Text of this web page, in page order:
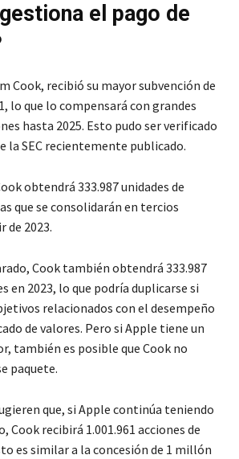
el pago de
Cook, recibió su mayor subvención de
lo que lo compensará con grandes
hasta 2025. Esto pudo ser verificado
la SEC recientemente publicado.
obtendrá 333.987 unidades de
que se consolidarán en tercios
de 2023.
Cook también obtendrá 333.987
en 2023, lo que podría duplicarse si
relacionados con el desempeño
de valores. Pero si Apple tiene un
también es posible que Cook no
paquete.
que, si Apple continúa teniendo
Cook recibirá 1.001.961 acciones de
es similar a la concesión de 1 millón